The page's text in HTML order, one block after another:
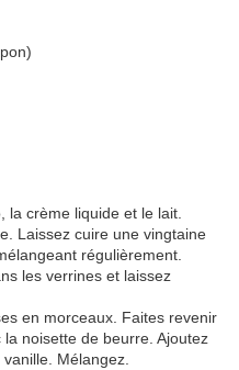
la crème liquide et le lait.
Laissez cuire une vingtaine
régulièrement.
les verrines et laissez
en morceaux. Faites revenir
noisette de beurre. Ajoutez
Mélangez.